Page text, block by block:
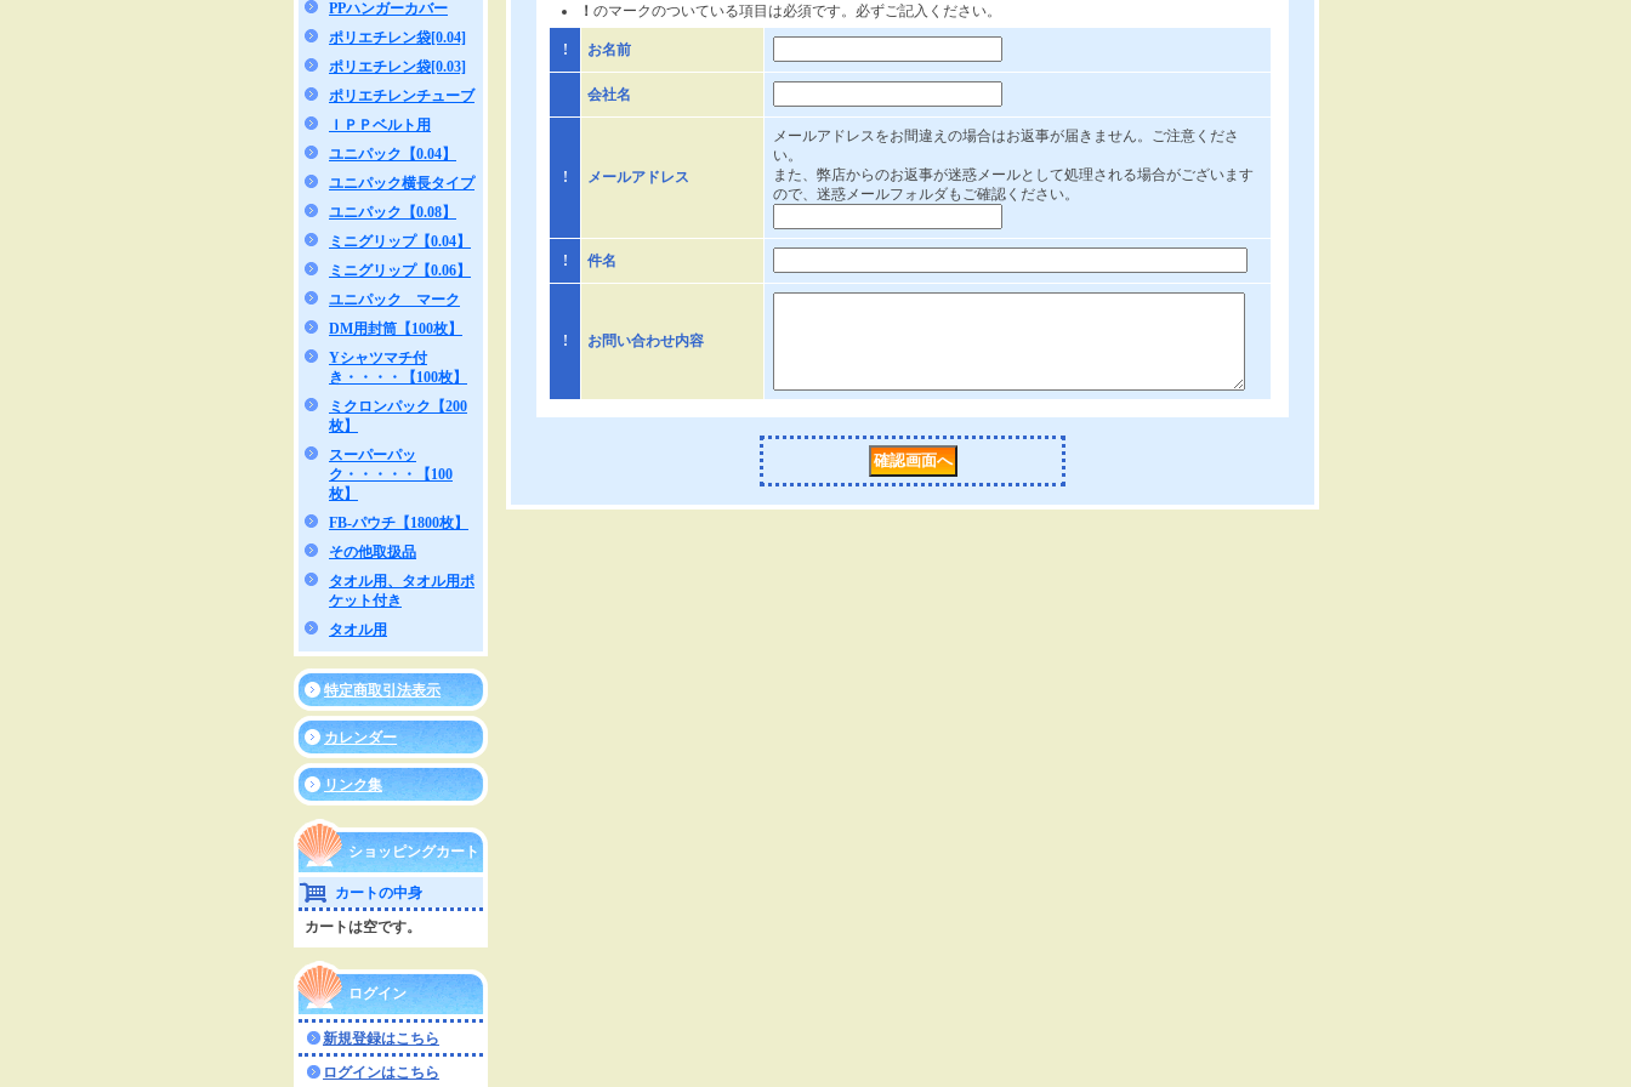
PPハンガーカバー
ポリエチレン袋[0.04]
ポリエチレン袋[0.03]
ポリエチレンチューブ
ＩＰＰベルト用
ユニパック【0.04】
ユニパック横長タイプ
ユニパック【0.08】
ミニグリップ【0.04】
ミニグリップ【0.06】
ユニパック マーク
DM用封筒【100枚】
Yシャツマチ付
き・・・・【100枚】
ミクロンパック【200
枚】
スーパーパッ
ク・・・・・【100
枚】
FB-パウチ【1800枚】
その他取扱品
タオル用、タオル用ポ
ケット付き
タオル用
特定商取引法表示
カレンダー
リンク集
ショッピングカート
カートの中身
カートは空です。
ログイン
新規登録はこちら
ログインはこちら
！ のマークのついている項目は必須です。必ずご記入ください。
! お名前
会社名
! メールアドレス
メールアドレスをお間違えの場合はお返事が届きません。ご注意くださ
い。
また、弊店からのお返事が迷惑メールとして処理される場合がございます
ので、迷惑メールフォルダもご確認ください。
! 件名
! お問い合わせ内容